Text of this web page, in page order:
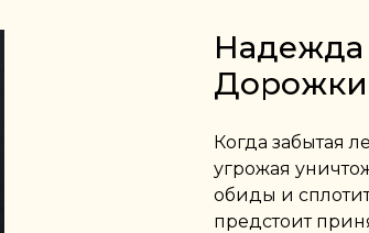
Надежда
Когда забытая
угрожая
обиды и
предстоит